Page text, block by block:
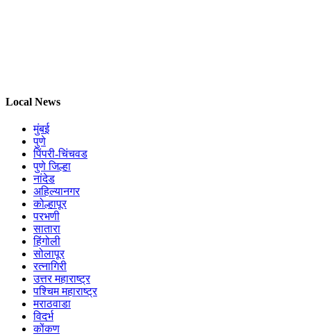
Local News
मुंबई
पुणे
पिंपरी-चिंचवड
पुणे जिल्हा
नांदेड
अहिल्यानगर
कोल्हापूर
परभणी
सातारा
हिंगोली
सोलापूर
रत्नागिरी
उत्तर महाराष्ट्र
पश्चिम महाराष्ट्र
मराठवाडा
विदर्भ
कोंकण